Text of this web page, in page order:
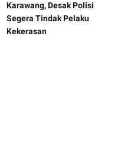
Karawang, Desak Polisi
Segera Tindak Pelaku
Kekerasan